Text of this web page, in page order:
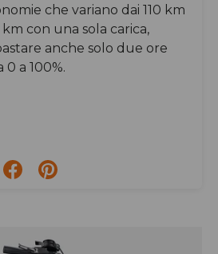
che variano dai 110 km
con una sola carica,
anche solo due ore
a 100%.